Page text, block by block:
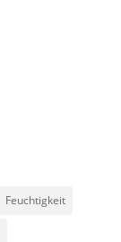
Feuchtigkeit